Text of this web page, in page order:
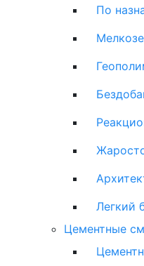
По
Легкий
Цементные